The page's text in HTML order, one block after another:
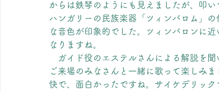
からは鉄琴のようにも見えましたが、叩
ハンガリーの民族楽器「ツィンバロム」
な音色が印象的でした。ツィンバロンに
なりますね。
ガイド役のエステルさんによる解説を
ご来場のみなさんと一緒に歌って楽しみ
快で、面白かったですね。サイケデリッ